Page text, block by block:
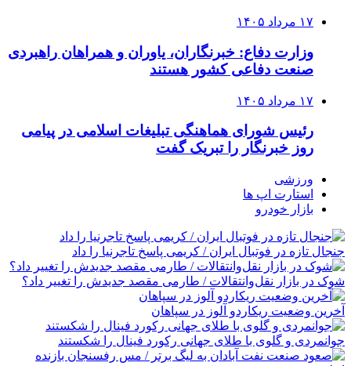
۱۷ مرداد ۱۴۰۵
وزارت دفاع: خبرنگاران، یاوران و همراهان راهبردی
صنعت دفاعی کشور هستند
۱۷ مرداد ۱۴۰۵
رئیس شورای هماهنگی تبلیغات اسلامی در پیامی
روز خبرنگار را تبریک گفت
ورزشی
استارت اپ ها
بازار خودرو
جنجال تازه در فوتبال ایران / کریمی پاسخ تاجرنیا را داد
شوک در بازار نقل‌وانتقالات / طارمی مقصد جدیدش را تغییر داد؟
آخرین وضعیت ریکاردو آلوز در سپاهان
جوانمردی و گلوی با طلای جهانی رکورد فینال را شکستند